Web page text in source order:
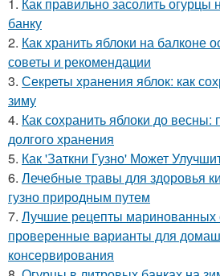
банку
2. Как хранить яблоки на балконе
советы и рекомендации
3. Секреты хранения яблок: как
зиму
4. Как сохранить яблоки до
долгого хранения
5. Как 'Заткни Гузно' Может
6. Лечебные травы для здоровья
гузно природным путем
7. Лучшие рецепты маринованных
проверенные варианты для
консервирования